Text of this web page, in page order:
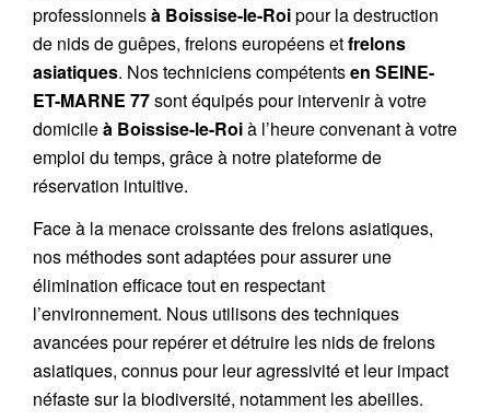
professionnelsà Boissise-le-Roipour la destruction
de nids de guêpes, frelons européensetfrelons
asiatiques. Nos techniciens compétentsen SEINE-
ET-MARNE 77sont équipés pour intervenir à votre
domicileà Boissise-le-Roià l’heure convenant à votre
emploi du temps, grâce à notre plateforme de
réservation intuitive.
Face à la menace croissante des frelons asiatiques,
nos méthodes sont adaptées pour assurer une
élimination efficace tout en respectant
l’environnement. Nous utilisons des techniques
avancées pour repérer et détruire les nids defrelons
asiatiques, connus pour leur agressivité et leur impact
néfaste sur la biodiversité, notamment les abeilles.